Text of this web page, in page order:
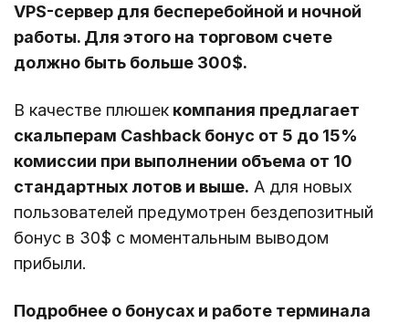
VPS-сервер для бесперебойной и ночной
работы. Для этого на торговом счете
должно быть больше 300$.
В качестве плюшек компания предлагает
скальперам Cashback бонус от 5 до 15%
комиссии при выполнении объема от 10
стандартных лотов и выше. А для новых
пользователей предумотрен бездепозитный
бонус в 30$ с моментальным выводом
прибыли.
Подробнее о бонусах и работе терминала